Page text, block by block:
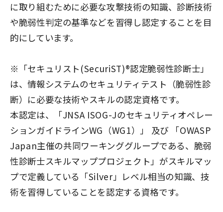
に取り組むために必要な攻撃技術の知識、診断技術
や脆弱性判定の基準などを習得し認定することを目
的にしています。
※「セキュリスト(SecuriST)®認定脆弱性診断士」
は、情報システムのセキュリティテスト（脆弱性診
断）に必要な技術やスキルの認定資格です。
本認定は、「JNSA ISOG-Jのセキュリティオペレー
ションガイドラインWG（WG1）」 及び 「OWASP
Japan主催の共同ワーキンググループである、脆弱
性診断士スキルマッププロジェクト」がスキルマッ
プで定義している「Silver」レベル相当の知識、技
術を習得していることを認定する資格です。